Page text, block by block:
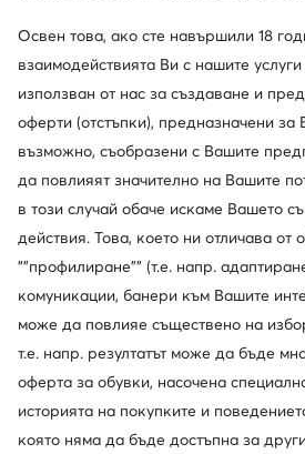
Дамски чехли adidas Дамски
Популярни марки от тази
Kappa Crocs
Jenny Fairy
DC Shoes
Nine West
Batman GINO
Reebok
Освен това, ако сте навършили 18
взаимодействията Ви с нашите
използван от нас за създаване и
оферти (отстъпки), предназначени за
възможно, съобразени с Вашите
да повлияят значително на Вашите
в този случай обаче искаме Вашето
действия. Това, което ни отличава от
""профилиране"" (т.е. напр.
комуникации, банери към Вашите
може да повлияе съществено на
т.е. напр. резултатът може да бъде
оферта за обувки, насочена
историята на покупките и
която няма да бъде достъпна за